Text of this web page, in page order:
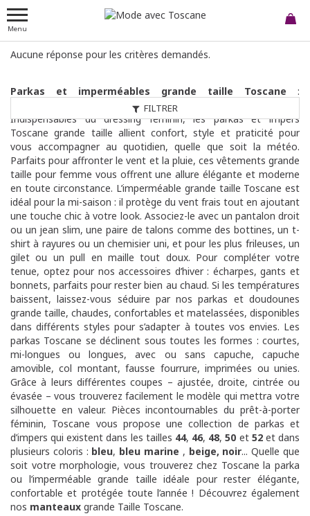
Menu
FILTRER
Aucune réponse pour les critères demandés.
Parkas et imperméables grande taille Toscane :
Découvrez les imperméables et parkas de chez Toscane !
Indispensables du dressing féminin, les parkas et impers
Toscane grande taille allient confort, style et praticité pour
vous accompagner au quotidien, quelle que soit la météo.
Parfaits pour affronter le vent et la pluie, ces vêtements grande
taille pour femme vous offrent une allure élégante et moderne
en toute circonstance. L’imperméable grande taille Toscane est
idéal pour la mi-saison : il protège du vent frais tout en ajoutant
une touche chic à votre look. Associez-le avec un pantalon droit
ou un jean slim, une paire de talons comme des bottines, un t-
shirt à rayures ou un chemisier uni, et pour les plus frileuses, un
gilet ou un pull en maille tout doux. Pour compléter votre
tenue, optez pour nos accessoires d’hiver : écharpes, gants et
bonnets, parfaits pour rester bien au chaud. Si les températures
baissent, laissez-vous séduire par nos parkas et doudounes
grande taille, chaudes, confortables et matelassées, disponibles
dans différents styles pour s’adapter à toutes vos envies. Les
parkas Toscane se déclinent sous toutes les formes : courtes,
mi-longues ou longues, avec ou sans capuche, capuche
amovible, col montant, fausse fourrure, imprimées ou unies.
Grâce à leurs différentes coupes – ajustée, droite, cintrée ou
évasée – vous trouverez facilement le modèle qui mettra votre
silhouette en valeur. Pièces incontournables du prêt-à-porter
féminin, Toscane vous propose une collection de parkas et
d’impers qui existent dans les tailles 44, 46, 48,50 et 52et dans
plusieurs coloris : bleu, bleu marine , beige, noir...Quelle que
soit votre morphologie, vous trouverez chez Toscane la parka
ou l’imperméable grande taille idéale pour rester élégante,
confortable et protégée toute l’année ! Découvrez également
nos manteaux grande Taille Toscane.